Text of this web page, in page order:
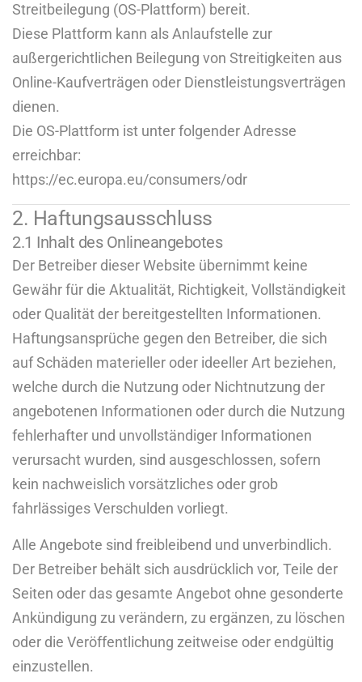
Streitbeilegung (OS-Plattform) bereit.
Diese Plattform kann als Anlaufstelle zur
außergerichtlichen Beilegung von Streitigkeiten aus
Online-Kaufverträgen oder Dienstleistungsverträgen
dienen.
Die OS-Plattform ist unter folgender Adresse
erreichbar:
https://ec.europa.eu/consumers/odr
2. Haftungsausschluss
2.1 Inhalt des Onlineangebotes
Der Betreiber dieser Website übernimmt keine
Gewähr für die Aktualität, Richtigkeit, Vollständigkeit
oder Qualität der bereitgestellten Informationen.
Haftungsansprüche gegen den Betreiber, die sich
auf Schäden materieller oder ideeller Art beziehen,
welche durch die Nutzung oder Nichtnutzung der
angebotenen Informationen oder durch die Nutzung
fehlerhafter und unvollständiger Informationen
verursacht wurden, sind ausgeschlossen, sofern
kein nachweislich vorsätzliches oder grob
fahrlässiges Verschulden vorliegt.
Alle Angebote sind freibleibend und unverbindlich.
Der Betreiber behält sich ausdrücklich vor, Teile der
Seiten oder das gesamte Angebot ohne gesonderte
Ankündigung zu verändern, zu ergänzen, zu löschen
oder die Veröffentlichung zeitweise oder endgültig
einzustellen.